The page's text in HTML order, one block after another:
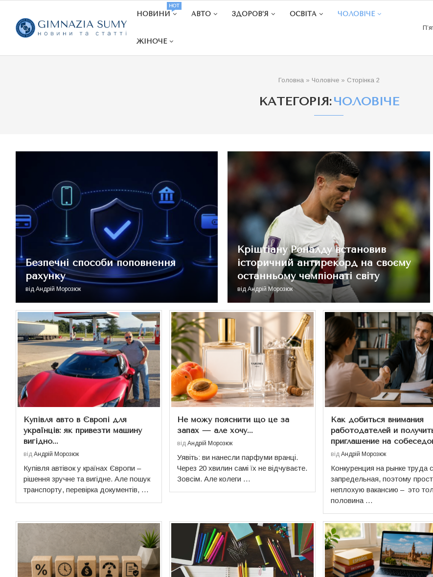
НОВИНИ
HOT
АВТО ЗДОРОВ’Я ОСВІТА ЧОЛОВІЧЕ
ЖІНОЧЕ
Головна» Чоловіче» Сторінка 2
КАТЕГОРІЯ:ЧОЛОВІЧЕ
Безпечні способи поповнення
рахунку
від Андрій Морозюк
Кріштіану Роналду встановив
історичний антирекорд на своєму
останньому чемпіонаті світу
відАндрій Морозюк
Купівля авто в Європі для
українців: як привезти машину
вигідно...
від Андрій Морозюк
Купівля автівок у країнах Європи –
рішення зручне та вигідне. Але пошук
транспорту, перевірка документів, …
Не можу пояснити що це за
запах — але хочу...
від Андрій Морозюк
Уявіть: ви нанесли парфуми вранці.
Через 20 хвилин самі їх не відчуваєте.
Зовсім. Але колеги …
Как добиться внимания
работодателей и
приглашение на
від Андрій Морозюк
Конкуренция на рынке труда
запредельная, поэтому
неплохую вакансию – это
половина …